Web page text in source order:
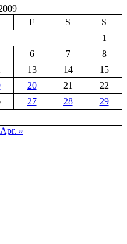
F S
S
1
6 7
8
13 14
15
20 21
22
27 28
29
Apr. »